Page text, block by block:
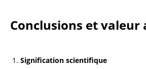
Conclusions et valeur
Signification scientifique